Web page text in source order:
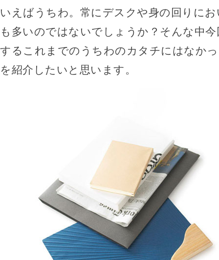
いえばうちわ。常にデスクや身の回りに
も多いのではないでしょうか？そんな中
するこれまでのうちわのカタチにはなか
を紹介したいと思います。